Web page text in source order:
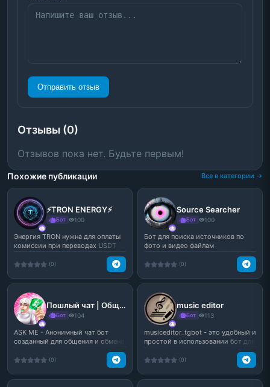
Отправить отзыв
Отзывы (0)
Отзывов пока нет. Будьте первым!
Похожие публикации Все в категории →
⚡️TRON ENERGY⚡️
Бот 100
Энергия TRON нужна для оплаты
комиссии при переводах USDT
(0)
Source Searcher
Бот 100
Бот для поиска источников по
фото и видео файлам
(0)
Пошлый чат | Общение Знакомства
Бот 104
ASK ME - Анонимный чат бот
созданный для общения и обмена
(0)
music editor
Бот 113
musiceditor_tgbot - это удобный и
простой в использовании бот для
(0)